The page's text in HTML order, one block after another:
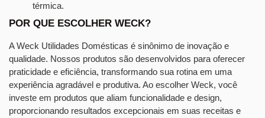
térmica.
POR QUE ESCOLHER WECK?
A Weck Utilidades Domésticas é sinônimo de inovação e
qualidade. Nossos produtos são desenvolvidos para oferecer
praticidade e eficiência, transformando sua rotina em uma
experiência agradável e produtiva. Ao escolher Weck, você
investe em produtos que aliam funcionalidade e design,
proporcionando resultados excepcionais em suas receitas e